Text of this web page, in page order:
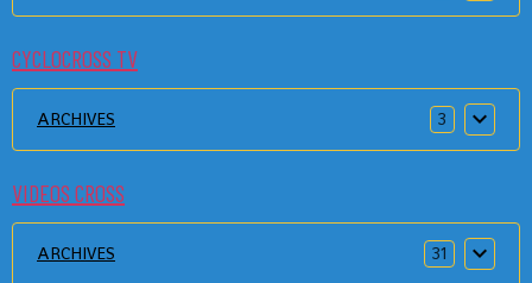
CYCLOCROSS TV
ARCHIVES 3
VIDEOS CROSS
ARCHIVES 31